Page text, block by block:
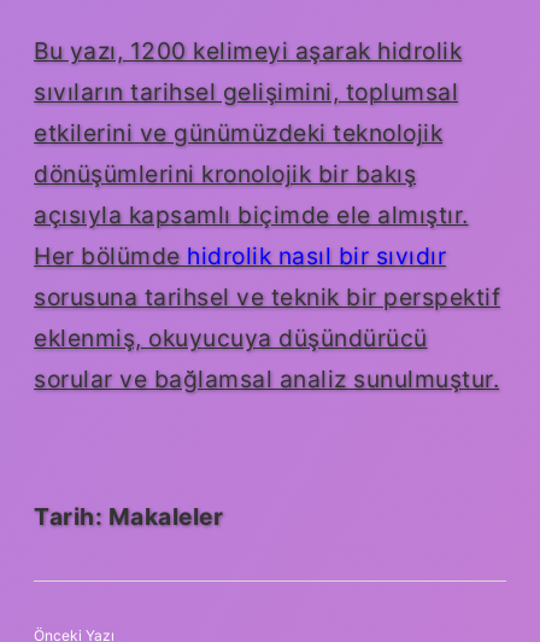
Bu yazı, 1200 kelimeyi aşarak hidrolik
sıvıların tarihsel gelişimini, toplumsal
etkilerini ve günümüzdeki teknolojik
dönüşümlerini kronolojik bir bakış
açısıyla kapsamlı biçimde ele almıştır.
Her bölümde hidrolik nasıl bir sıvıdır
sorusuna tarihsel ve teknik bir perspektif
eklenmiş, okuyucuya düşündürücü
sorular ve bağlamsal analiz sunulmuştur.
Tarih: Makaleler
Önceki Yazı